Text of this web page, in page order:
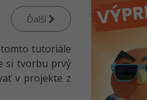
Ďalší
tutoriále
si tvorbu prvý
v projekte z